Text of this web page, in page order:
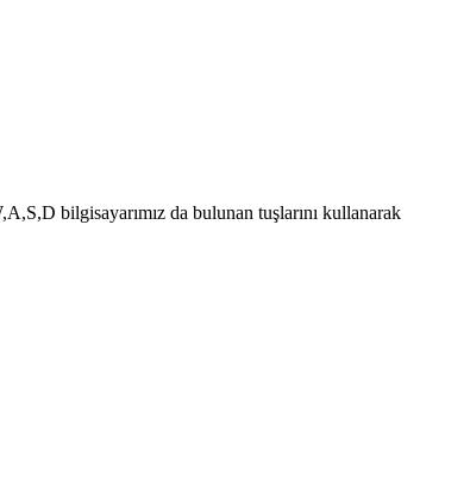
bilgisayarımız da bulunan tuşlarını kullanarak